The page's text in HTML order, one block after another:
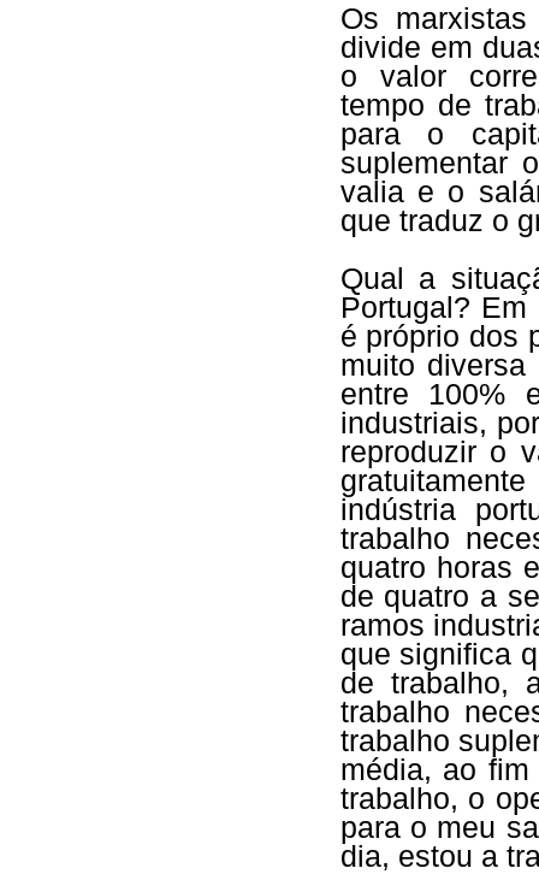
Os
divide em
o valor
tempo de
para o
suplementar
valia e o
que traduz o
Qual a
Portugal?
é próprio dos
muito
entre 100%
industriais,
reproduzir o
indústria
trabalho
quatro horas
de quatro a
ramos
que significa
de trabalho,
trabalho
trabalho
média, ao
trabalho, o
para o meu
dia, estou a